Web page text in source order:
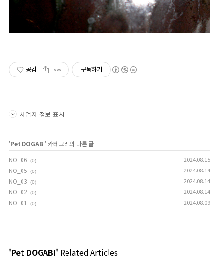
공감 구독하기
사업자 정보 표시
'Pet DOGABI' 카테고리의 다른 글
NO_06
(0) 2024.08.15
NO_05 (0) 2024.08.14
NO_03 (0) 2024.08.14
NO_02 (0) 2024.08.14
NO_01 (0) 2024.08.09
'Pet DOGABI' Related Articles